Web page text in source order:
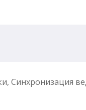
Синхронизация